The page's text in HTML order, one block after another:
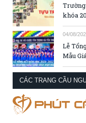
khóa
04/08/
Lễ
Mẫu
CÁC TRANG CẦU